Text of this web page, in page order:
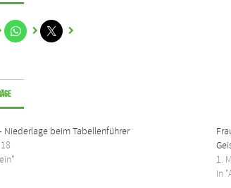
Niederlage beim Tabellenführer
1.
In